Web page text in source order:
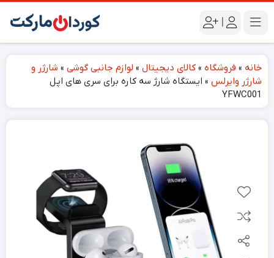
|
خانه » فروشگاه » کالای دیجیتال » لوازم جانبی گوشی » شارژر و
شارژر وایرلس » ایستگاه شارژ سه کاره برای سری های اپل
YFWC001